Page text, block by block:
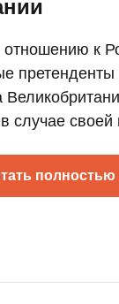
к
претенденты
случае
полностью